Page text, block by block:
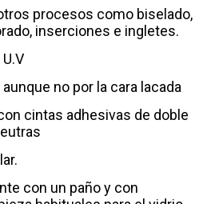
procesos como biselado,
inserciones e ingletes.
no por la cara lacada
cintas adhesivas de doble
con un paño y con